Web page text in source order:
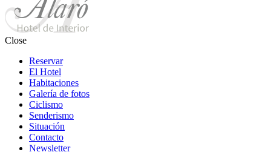
Close
Reservar
El Hotel
Habitaciones
Galería de fotos
Ciclismo
Senderismo
Situación
Contacto
Newsletter